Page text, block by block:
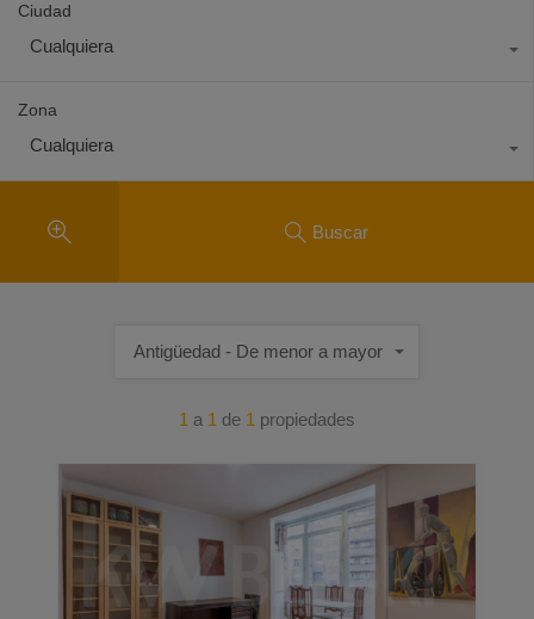
Ciudad
Cualquiera
Zona
Cualquiera
Buscar
1 a 1 de 1 propiedades
Antigüedad - De menor a mayor